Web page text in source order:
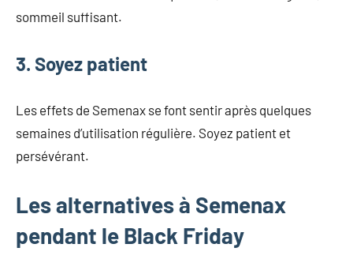
sommeil suffisant.
3. Soyez patient
Les effets de Semenax se font sentir après quelques
semaines d’utilisation régulière. Soyez patient et
persévérant.
Les alternatives à Semenax
pendant le Black Friday